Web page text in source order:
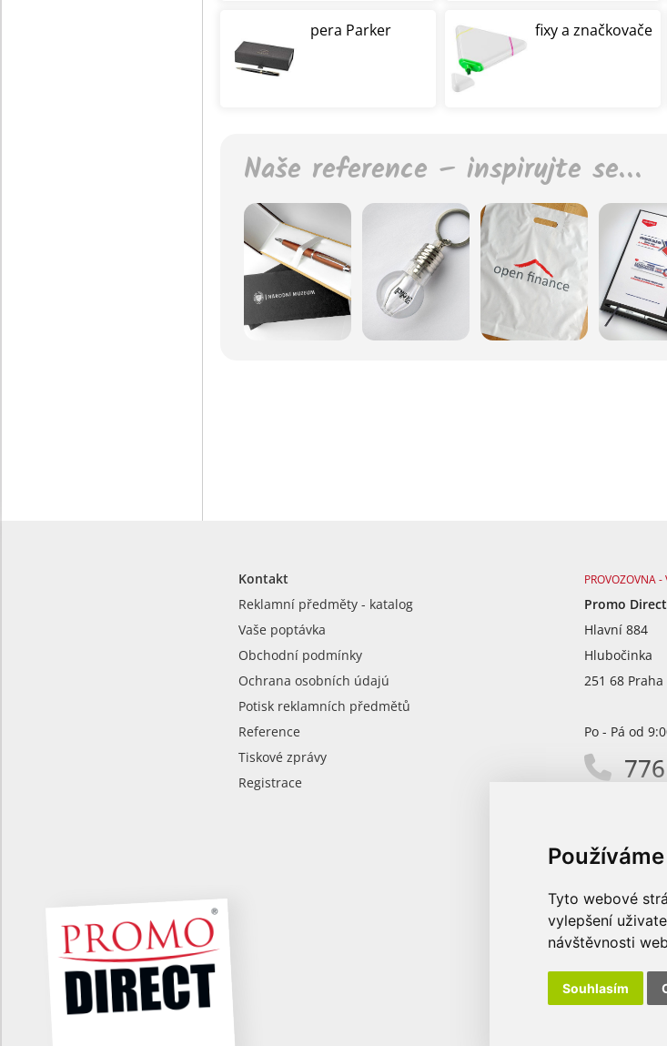
Tyto webové
vylepšení
návštěvnosti
Souhlasím
pera Parker fixy a značkovače
Naše reference – inspirujte se…
Kontakt
Reklamní předměty - katalog
Vaše poptávka
Obchodní podmínky
Ochrana osobních údajú
Potisk reklamních předmětů
Reference
Tiskové zprávy
Registrace
PROVOZOVNA -
Promo
Hlavní 884
Hlubočinka
251 68
Po - Pá od